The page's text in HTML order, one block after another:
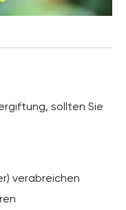
sollten Sie
verabreichen